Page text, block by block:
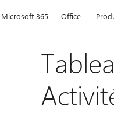
Microsoft 365 Office